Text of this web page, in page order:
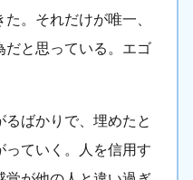
。それだけが唯一、
だと思っている。エゴ
ばかりで、埋めたと
っていく。人を信用す